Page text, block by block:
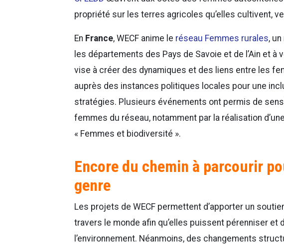
propriété sur les terres agricoles qu’elles cultivent,
En France, WECF anime le réseau Femmes rurales,
les départements des Pays de Savoie et de l’Ain et
vise à créer des dynamiques et des liens entre les
auprès des instances politiques locales pour une
stratégies. Plusieurs événements ont permis de
femmes du réseau, notamment par la réalisation
« Femmes et biodiversité ».
Encore du chemin à parcourir
genre
Les projets de WECF permettent d’apporter un
travers le monde afin qu’elles puissent pérenniser
l’environnement. Néanmoins, des changements